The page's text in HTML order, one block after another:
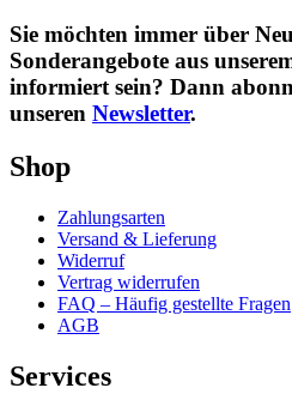
Sie möchten immer über
Sonderangebote aus
informiert sein? Dann
unseren Newsletter.
Shop
Zahlungsarten
Versand & Lieferung
Widerruf
Vertrag widerrufen
FAQ – Häufig gestellte Fragen
AGB
Services